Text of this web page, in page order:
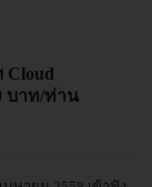
Cloud
บาท/ท่าน